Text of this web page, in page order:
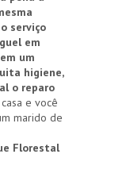
serviço
em
um
higiene,
o reparo
e você
marido de
Florestal